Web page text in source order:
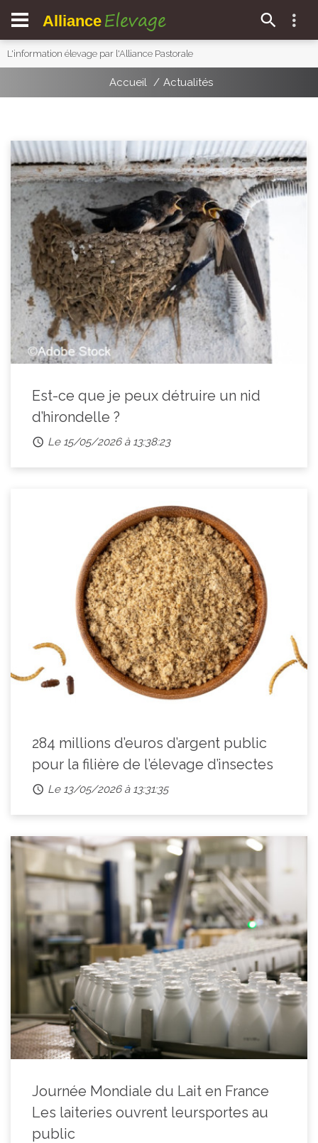
Alliance Elevage
L'information élevage par l'Alliance Pastorale
Accueil Actualités
Est-ce que je peux détruire un nid
d’hirondelle ?
Le 15/05/2026 à 13:38:23
284 millions d’euros d’argent public
pour la filière de l’élevage d’insectes
Le 13/05/2026 à 13:31:35
Journée Mondiale du Lait en France
Les laiteries ouvrent leursportes au
public